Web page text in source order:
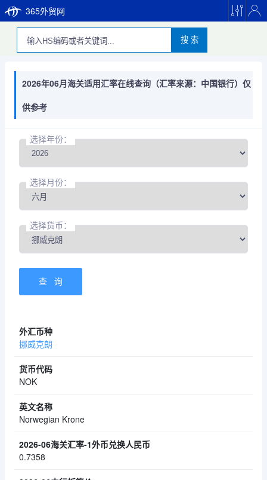
365外贸网
搜 索
2026年06月海关适用汇率在线查询（汇率来源：中国银行）仅
供参考
选择年份：
选择月份：
选择货币：
挪威克朗
NOK
Norwegian Krone
0.7358